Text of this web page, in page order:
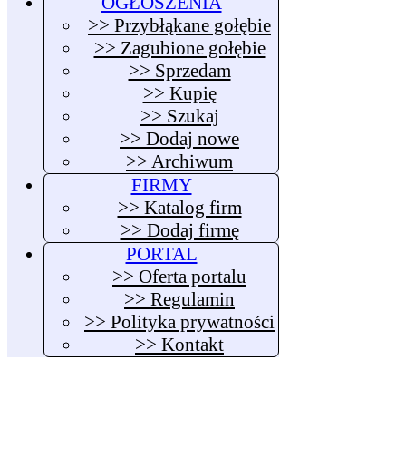
>> Przybłąkane gołębie
>> Zagubione gołębie
>> Sprzedam
>> Kupię
>> Szukaj
>> Dodaj nowe
>> Archiwum
FIRMY
>> Katalog firm
>> Dodaj firmę
PORTAL
>> Oferta portalu
>> Regulamin
>> Polityka prywatności
>> Kontakt